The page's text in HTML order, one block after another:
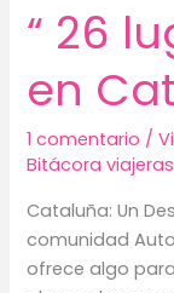
“ 26
en
1 comentario /
Bitácora viajeras
Cataluña: Un
comunidad
ofrece algo